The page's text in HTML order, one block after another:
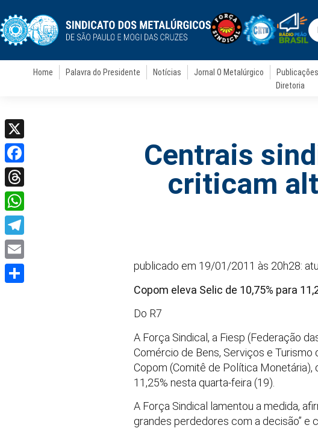
Home Palavra do Presidente Notícias Jornal O Metalúrgico Publicações
Diretoria
Centrais
criticam
publicado em 19/01/2011 às 20h28:
Copom eleva Selic de 10,75% para
Do R7
A Força Sindical, a Fiesp (Federação
Comércio de Bens, Serviços e
Copom (Comitê de Política Monetária),
11,25% nesta quarta-feira (19).
A Força Sindical lamentou a medida,
grandes perdedores com a decisão” e
X
Facebook
Threads
WhatsApp
Telegram
Email